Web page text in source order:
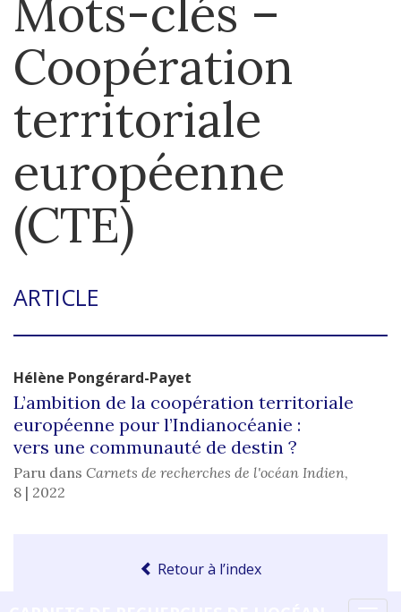
Mots-clés –
Coopération
territoriale
européenne
(CTE)
ARTICLE
Hélène Pongérard-Payet
L’ambition de la coopération territoriale
européenne pour l’Indianocéanie :
vers une communauté de destin ?
Paru dans Carnets de recherches de l'océan Indien,
8 | 2022
Retour à l’index